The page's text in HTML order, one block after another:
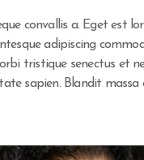
convallis a. Eget est
adipiscing
tristique senectus et
sapien. Blandit